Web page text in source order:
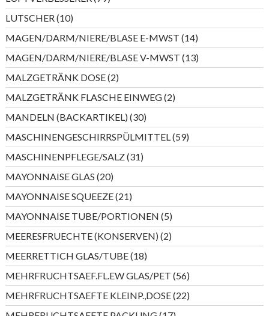
Produkte
LUTSCHER 1010
Produkte
MAGEN/DARM/NIERE/BLASE E-MWST 1414
Produkte
MAGEN/DARM/NIERE/BLASE V-MWST 1313
Produkte
MALZGETRÄNK DOSE 22
Produkte
MALZGETRÄNK FLASCHE EINWEG 22
Produkte
MANDELN (BACKARTIKEL) 3030
Produkte
MASCHINENGESCHIRRSPÜLMITTEL 5959
Produkte
MASCHINENPFLEGE/SALZ 3131
Produkte
MAYONNAISE GLAS 2020
Produkte
MAYONNAISE SQUEEZE 2121
Produkte
MAYONNAISE TUBE/PORTIONEN 55
Produkte
MEERESFRUECHTE (KONSERVEN) 22
Produkte
MEERRETTICH GLAS/TUBE 1818
Produkte
MEHRFRUCHTSAEF.FL.EW GLAS/PET 5656
Produkte
MEHRFRUCHTSAEFTE KLEINP.,DOSE 2222
Produkte